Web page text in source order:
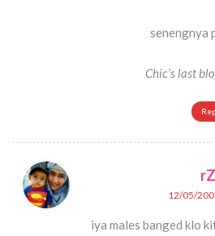
senengnya
Chic’s last
12/05/
iya males banged klo